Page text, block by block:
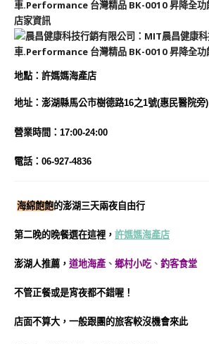
店家資訊
地點： 許媽媽海產店
地址：澎湖縣馬公市樹德路16之1號(惠民醫院旁)
營業時間：17:00-24:00
電話：06-927-4836
海綿飽飽的澎湖三天兩夜自由行
第二晚的晚餐選在這裡， 許媽媽海產店
澎湖人推薦， 道地海產 、 鄉村小吃、 釣客食堂
不管正餐或是宵夜都不錯喔！
店面不算大，一般跟團的旅客較沒機會來此